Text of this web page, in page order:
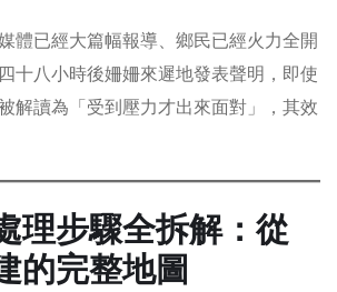
體已經大篇幅報導、鄉民已經火力全開
十八小時後姍姍來遲地發表聲明，即使
解讀為「受到壓力才出來面對」，其效
理步驟全拆解：從
的完整地圖